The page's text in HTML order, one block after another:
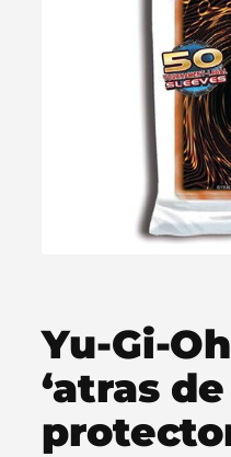
Yu-Gi-
‘atras